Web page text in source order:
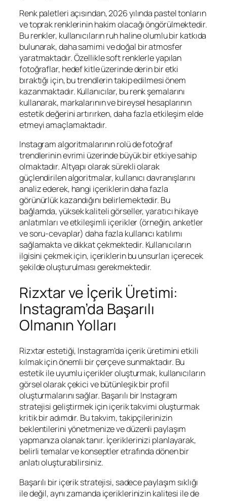
Renk paletleri açısından, 2026 yılında pastel tonların
ve toprak renklerinin hakim olacağı öngörülmektedir.
Bu renkler, kullanıcıların ruh haline olumlu bir katkıda
bulunarak, daha samimi ve doğal bir atmosfer
yaratmaktadır. Özellikle soft renklerle yapılan
fotoğraflar, hedef kitle üzerinde derin bir etki
bıraktığı için, bu trendlerin takip edilmesi önem
kazanmaktadır. Kullanıcılar, bu renk şemalarını
kullanarak, markalarının ve bireysel hesaplarının
estetik değerini artırırken, daha fazla etkileşim elde
etmeyi amaçlamaktadır.
Instagram algoritmalarının rolü de fotoğraf
trendlerinin evrimi üzerinde büyük bir etkiye sahip
olmaktadır. Altyapı olarak sürekli olarak
güçlendirilen algoritmalar, kullanıcı davranışlarını
analiz ederek, hangi içeriklerin daha fazla
görünürlük kazandığını belirlemektedir. Bu
bağlamda, yüksek kaliteli görseller, yaratıcı hikaye
anlatımları ve etkileşimli içerikler (örneğin, anketler
ve soru-cevaplar) daha fazla kullanıcı katılımı
sağlamakta ve dikkat çekmektedir. Kullanıcıların
ilgisini çekmek için, içeriklerin bu unsurları içerecek
şekilde oluşturulması gerekmektedir.
Rizxtar ve İçerik Üretimi:
Instagram’da Başarılı
Olmanın Yolları
Rizxtar estetiği, Instagram’da içerik üretimini etkili
kılmak için önemli bir çerçeve sunmaktadır. Bu
estetik ile uyumlu içerikler oluşturmak, kullanıcıların
görsel olarak çekici ve bütünleşik bir profil
oluşturmalarını sağlar. Başarılı bir Instagram
stratejisi geliştirmek için içerik takvimi oluşturmak
kritik bir adımdır. Bu takvim, takipçilerinizin
beklentilerini yönetmenize ve düzenli paylaşım
yapmanıza olanak tanır. İçeriklerinizi planlayarak,
belirli temalar ve konseptler etrafında dönen bir
anlatı oluşturabilirsiniz.
Başarılı bir içerik stratejisi, sadece paylaşım sıklığı
ile değil, aynı zamanda içeriklerinizin kalitesi ile de